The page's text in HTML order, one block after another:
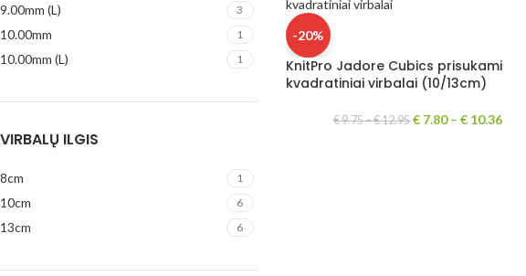
9.00mm (L) 3
10.00mm 1
10.00mm (L) 1
VIRBALŲ ILGIS
8cm 1
10cm 6
13cm 6
-20%
KnitPro Jadore Cubics prisukami
kvadratiniai virbalai (10/13cm)
€9.75–€12.95 € 7.80–€ 10.36